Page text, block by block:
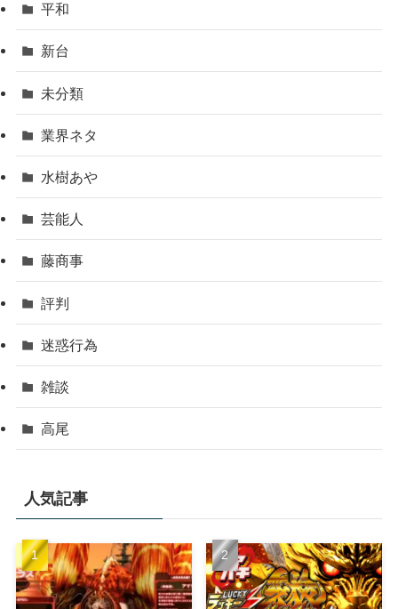
平和
新台
未分類
業界ネタ
水樹あや
芸能人
藤商事
評判
迷惑行為
雑談
高尾
人気記事